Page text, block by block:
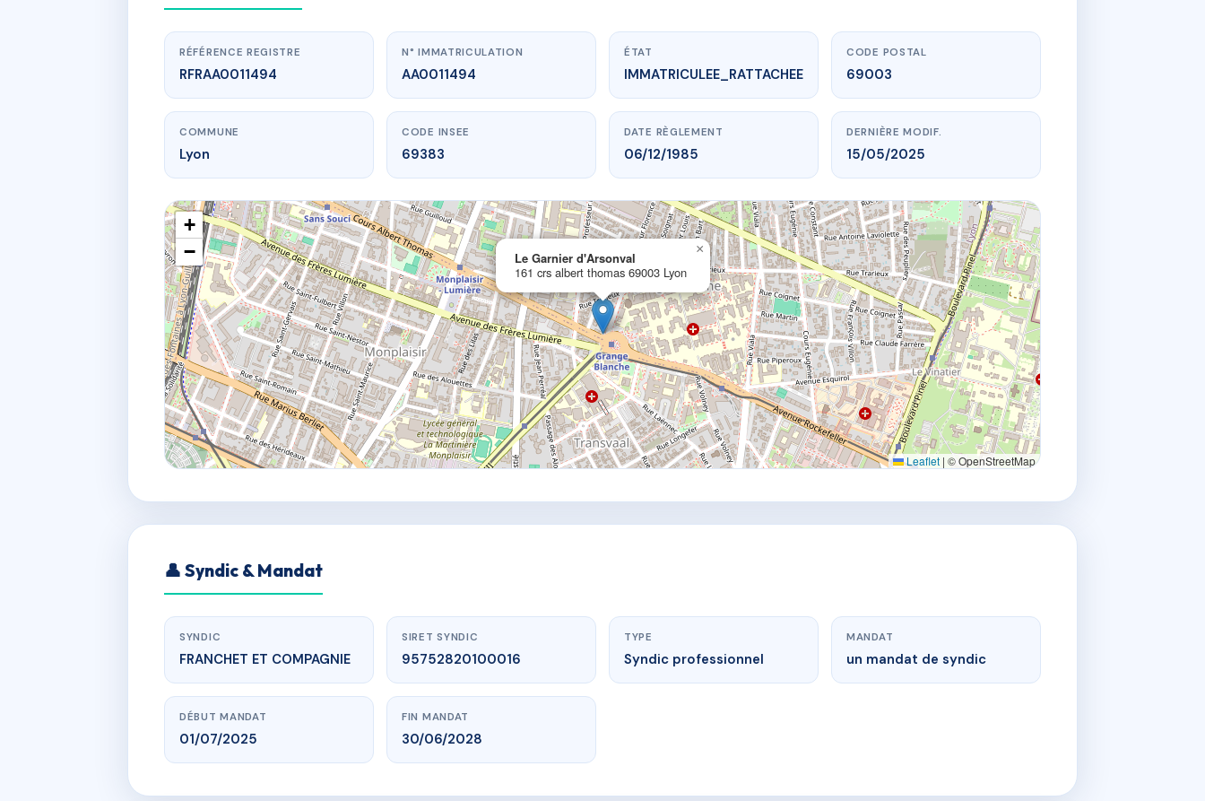
www.vme.plus/AA0011494
Le Garnier d'Arsonval
161 crs albert thomas69003 Lyon
RÉFÉRENCE REGISTRE
RFRAA0011494
N° IMMATRICULATION
AA0011494
ÉTAT
IMMATRICULEE_RATTACHEE
CODE POSTAL
69003
COMMUNE
Lyon
CODE INSEE
69383
DATE RÈGLEMENT
06/12/1985
DERNIÈRE MODIF.
15/05/2025
Le Garnier d'Arsonval
161 crs albert thomas 69003 Lyon
×
+
−
Leaflet | © OpenStreetMap
👤 Syndic & Mandat
SYNDIC
FRANCHET ET COMPAGNIE
SIRET SYNDIC
95752820100016
TYPE
Syndic professionnel
MANDAT
un mandat de syndic
DÉBUT MANDAT
01/07/2025
FIN MANDAT
30/06/2028